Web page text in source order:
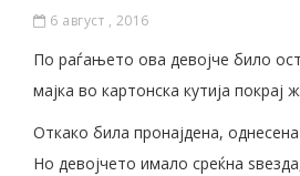
6 август , 2016
По раѓањето ова девојче било
мајка во картонска кутија покрај
Откако била пронајдена,
Но девојчето имало среќна